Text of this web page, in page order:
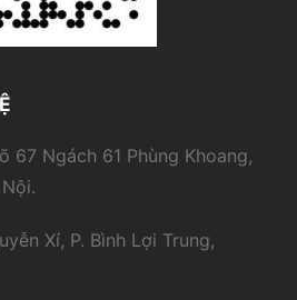
67 Ngách 61 Phùng Khoang,
Xí, P. Bình Lợi Trung,